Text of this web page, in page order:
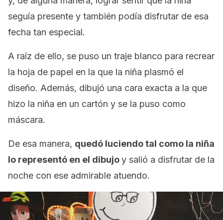
seguía presente y también podía disfrutar de esa
fecha tan especial.
A raíz de ello, se puso un traje blanco para recrear
la hoja de papel en la que la niña plasmó el
diseño. Además, dibujó una cara exacta a la que
hizo la niña en un cartón y se la puso como
máscara.
De esa manera, quedó luciendo tal como la niña
lo representó en el dibujoy salió a disfrutar de la
noche con ese admirable atuendo.